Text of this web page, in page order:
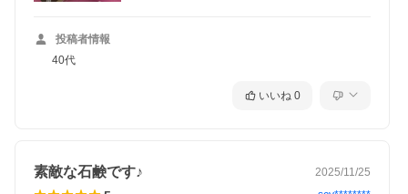
投稿者情報
40代
いいね 0
素敵な石鹸です♪ 2025/11/25